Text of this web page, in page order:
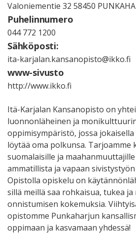
Valoniementie 32 58450
Puhelinnumero
044 772 1200
Sähköposti:
ita-karjalan.kansanopisto@ikko.fi
www-sivusto
http://www.ikko.fi
Itä-Karjalan Kansanopisto on
luonnonläheinen ja
oppimisympäristö, jossa
löytää oma polkunsa. Tarjoamme
suomalaisille ja
ammatillista ja vapaan
Opistolla opiskelu on
sillä meillä saa rohkaisua, tukea ja
onnistumisen kokemuksia.
opistomme Punkaharjun
oppimaan ja kasvamaan yhdessä!